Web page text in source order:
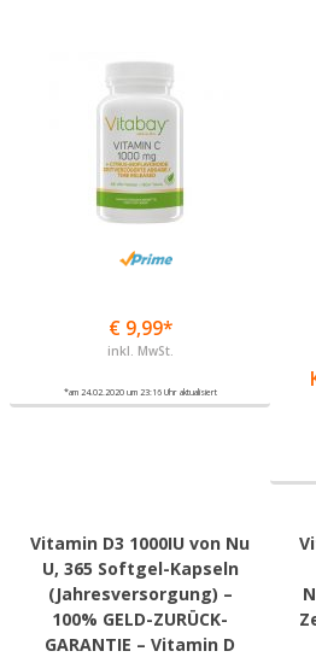
€ 9,99*
inkl. MwSt.
*am 24.02.2020 um 23:16 Uhr aktualisiert
Vitamin D3 1000IU von Nu
U, 365 Softgel-Kapseln
(Jahresversorgung) –
100% GELD-ZURÜCK-
GARANTIE – Vitamin D